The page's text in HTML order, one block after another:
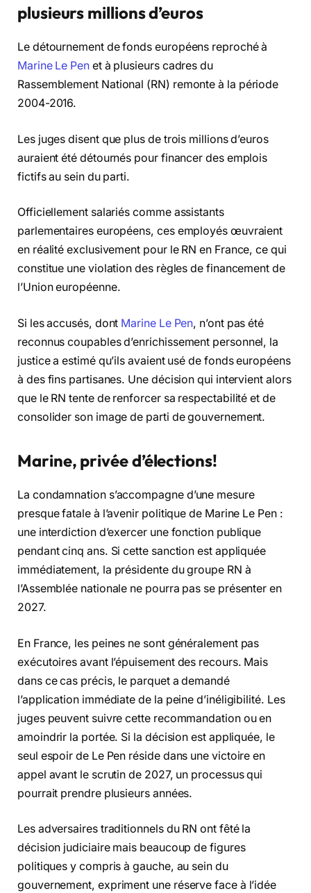
plusieurs millions d’euros
Le détournement de fonds européens reproché à
Marine Le Penet à plusieurs cadres du
Rassemblement National (RN) remonte à la période
2004-2016.
Les juges disent que plus de trois millions d’euros
auraient été détournés pour financer des emplois
fictifs au sein du parti.
Officiellement salariés comme assistants
parlementaires européens, ces employés œuvraient
en réalité exclusivement pour le RN en France, ce qui
constitue une violation des règles de financement de
l’Union européenne.
Si les accusés, dont Marine Le Pen, n’ont pas été
reconnus coupables d’enrichissement personnel, la
justice a estimé qu’ils avaient usé de fonds européens
à des fins partisanes. Une décision qui intervient alors
que le RN tente de renforcer sa respectabilité et de
consolider son image de parti de gouvernement.
Marine, privée d’élections!
La condamnation s’accompagne d’une mesure
presque fatale à l’avenir politique de Marine Le Pen :
une interdiction d’exercer une fonction publique
pendant cinq ans. Si cette sanction est appliquée
immédiatement, la présidente du groupe RN à
l’Assemblée nationale ne pourra pas se présenter en
2027.
En France, les peines ne sont généralement pas
exécutoires avant l’épuisement des recours. Mais
dans ce cas précis, le parquet a demandé
l’application immédiate de la peine d’inéligibilité. Les
juges peuvent suivre cette recommandation ou en
amoindrir la portée. Si la décision est appliquée, le
seul espoir de Le Pen réside dans une victoire en
appel avant le scrutin de 2027, un processus qui
pourrait prendre plusieurs années.
Les adversaires traditionnels du RN ont fêté la
décision judiciaire mais beaucoup de figures
politiques y compris à gauche, au sein du
gouvernement, expriment une réserve face à l’idée